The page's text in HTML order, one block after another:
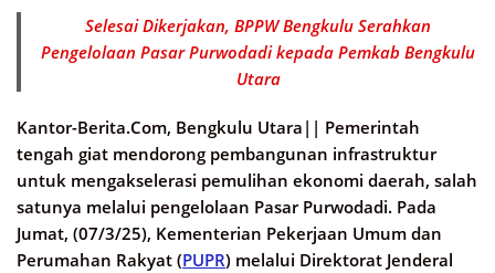
Selesai Dikerjakan, BPPW Bengkulu Serahkan
Pengelolaan Pasar Purwodadi kepada Pemkab Bengkulu
Utara
Kantor-Berita.Com, Bengkulu Utara|| Pemerintah
tengah giat mendorong pembangunan infrastruktur
untuk mengakselerasi pemulihan ekonomi daerah, salah
satunya melalui pengelolaan Pasar Purwodadi. Pada
Jumat, (07/3/25), Kementerian Pekerjaan Umum dan
Perumahan Rakyat (PUPR) melalui Direktorat Jenderal